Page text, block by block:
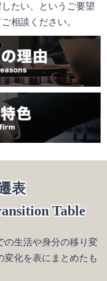
たい、というご要望
相談ください。
表
Table
の生活や身分の移り変
変化を表にまとめたも